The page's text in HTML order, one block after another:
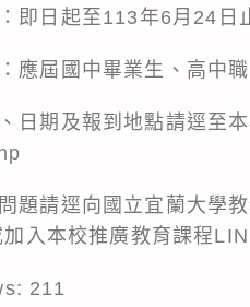
即日起至113年6月24日
應屆國中畢業生、高中
日期及報到地點請逕至本
題請逕向國立宜蘭大學
入本校推廣教育課程
211